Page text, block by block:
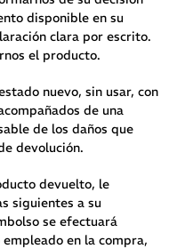
disponible en su
clara por escrito.
el producto.
nuevo, sin usar, con
de una
de los daños que
devolución.
devuelto, le
siguientes a su
se efectuará
en la compra,